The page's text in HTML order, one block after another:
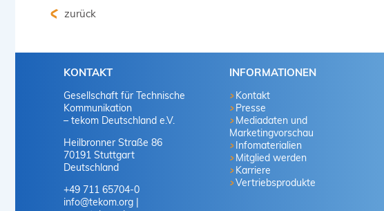
Hochschule Aalen. Wenn auch ohne Abschluss, startete er seine
Technischer Kommunikation.
zurück
KONTAKT
Gesellschaft für Technische
Kommunikation
– tekom Deutschland e.V.
Heilbronner Straße 86
70191 Stuttgart
Deutschland
+49 711 65704-0
info@tekom.org
INFORMATIONEN
Kontakt
Presse
Mediadaten und
Marketingvorschau
Infomaterialien
Mitglied werden
Karriere
Vertriebsprodukte